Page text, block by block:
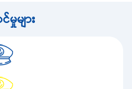
များ